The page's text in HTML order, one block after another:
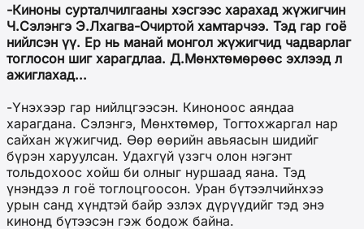
-Киноны сурталчилгааны хэсгээс харахад жүжигчин
Ч.Сэлэнгэ Э.Лхагва-Очиртой хамтарчээ. Тэд гар гоё
нийлсэн үү. Ер нь манай монгол жүжигчид чадварлаг
тоглосон шиг харагдлаа. Д.Мөнхтөмөрөөс эхлээд л
ажиглахад...
-Үнэхээр гар нийлцгээсэн. Киноноос аяндаа
харагдана. Сэлэнгэ, Мөнхтөмөр, Тогтохжаргал нар
сайхан жүжигчид. Өөр өөрийн авьяасын шидийг
бүрэн харуулсан. Удахгүй үзэгч олон нэгэнт
тольдохоос хойш би олныг нуршаад яана. Тэд
үнэндээ л гоё тоглоцгоосон. Уран бүтээлчийнхээ
урын санд хүндтэй байр эзлэх дүрүүдийг тэд энэ
кинонд бүтээсэн гэж бодож байна.